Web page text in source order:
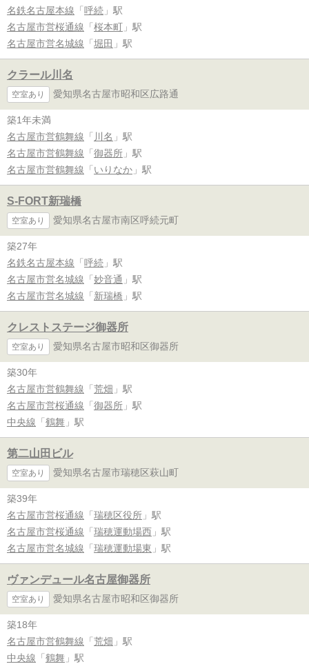
名鉄名古屋本線 「 呼続 」駅
名古屋市営桜通線 「 桜本町 」駅
名古屋市営名城線 「 堀田 」駅
クラール川名
空室あり 愛知県名古屋市昭和区広路通
築1年未満
名古屋市営鶴舞線 「 川名 」駅
名古屋市営鶴舞線 「 御器所 」駅
名古屋市営鶴舞線 「 いりなか 」駅
S-FORT新瑞橋
空室あり 愛知県名古屋市南区呼続元町
築27年
名鉄名古屋本線 「 呼続 」駅
名古屋市営名城線 「 妙音通 」駅
名古屋市営名城線 「 新瑞橋 」駅
クレストステージ御器所
空室あり 愛知県名古屋市昭和区御器所
築30年
名古屋市営鶴舞線 「 荒畑 」駅
名古屋市営桜通線 「 御器所 」駅
中央線 「 鶴舞 」駅
第二山田ビル
空室あり 愛知県名古屋市瑞穂区萩山町
築39年
名古屋市営桜通線 「 瑞穂区役所 」駅
名古屋市営桜通線 「 瑞穂運動場西 」駅
名古屋市営名城線 「 瑞穂運動場東 」駅
ヴァンデュール名古屋御器所
空室あり 愛知県名古屋市昭和区御器所
築18年
名古屋市営鶴舞線 「 荒畑 」駅
中央線 「 鶴舞 」駅